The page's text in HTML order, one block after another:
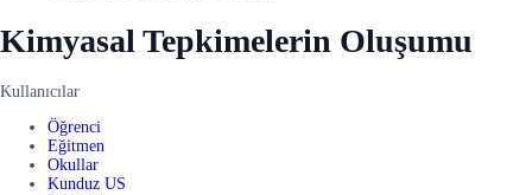
Kimyasal Tepkimelerin Oluşumu
Kullanıcılar
Öğrenci
Eğitmen
Okullar
Kunduz US